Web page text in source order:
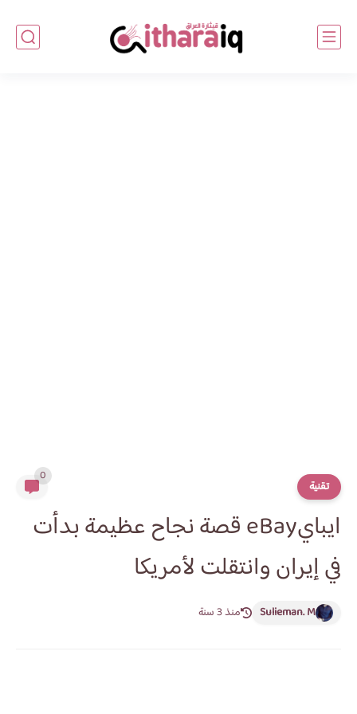
تقنية
0
ايبايeBay قصة نجاح عظيمة بدأت
في إيران وانتقلت لأمريكا
Sulieman. M منذ 3 سنة